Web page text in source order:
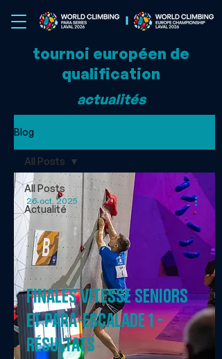
tournoi européen de
qualification
actualités
Blog
All Posts
Actualité
All Posts
finales vitesse seniors
et para-escalade 1 -
résultats
26 oct. 2025